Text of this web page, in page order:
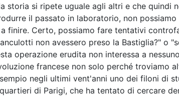
storia si ripete uguale agli altri e che quindi
il passato in laboratorio, non
finire. Certo, possiamo fare tentativi
non avessero preso la Bastiglia?" o
operazione erudita non interessa a
francese non solo perché troviamo
negli ultimi vent'anni uno dei filoni di
di Parigi, che ha tentato di cercare